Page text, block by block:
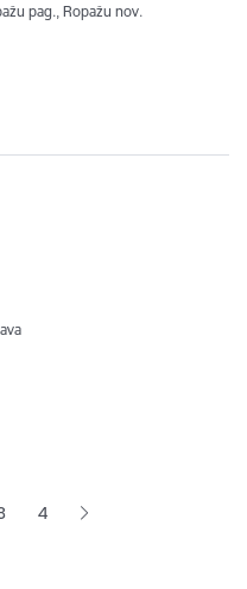
pag., Ropažu nov.
lapa
Lapa
4